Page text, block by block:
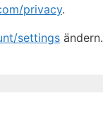
privacy.
settings ändern.